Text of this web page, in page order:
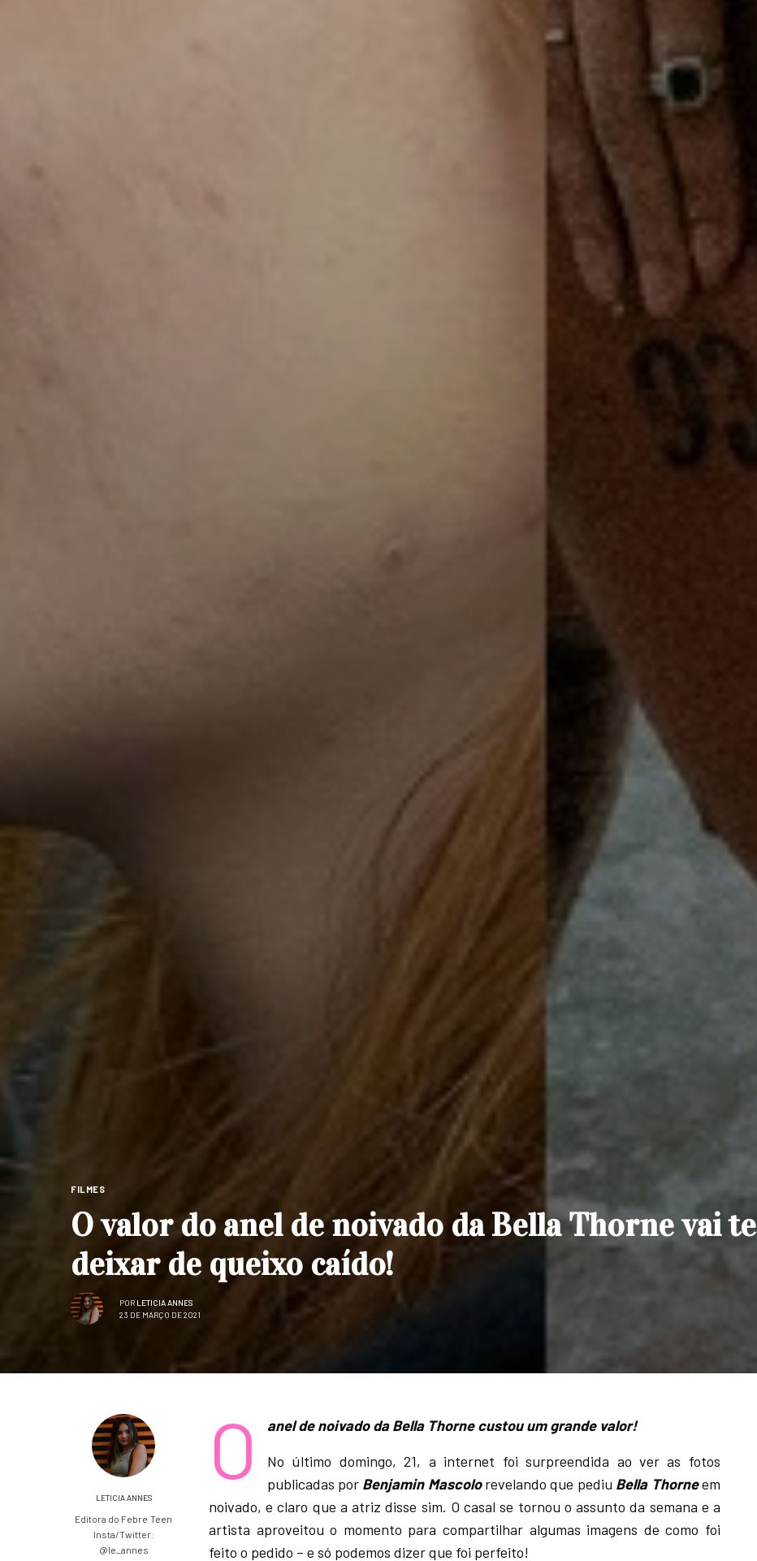
FILMES
O valor do anel de noivado da Bella Thorne vai te
deixar de queixo caído!
POR LETICIA ANNES
23 DE MARÇO DE 2021
LETICIA ANNES
Editora do Febre Teen
Insta/Twitter:
@le_annes
O
anel de noivado da Bella Thorne custou um grande valor!
No último domingo, 21, a internet foi surpreendida ao ver as fotos
publicadas por Benjamin Mascolorevelando que pediu Bella Thorneem
noivado, e claro que a atriz disse sim. O casal se tornou o assunto da semana e a
artista aproveitou o momento para compartilhar algumas imagens de como foi
feito o pedido – e só podemos dizer que foi perfeito!